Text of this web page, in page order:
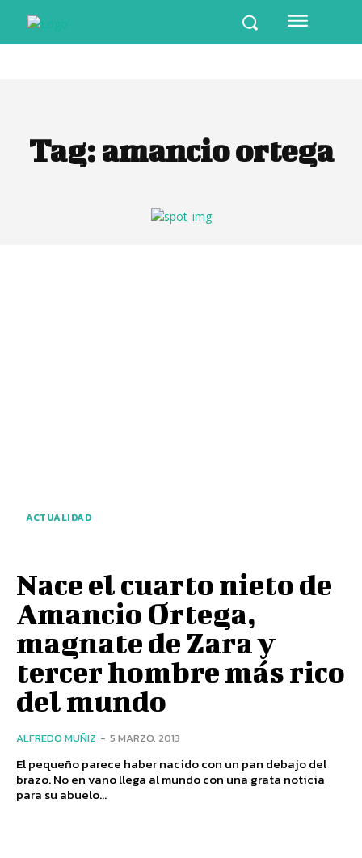
Tag: amancio ortega
ACTUALIDAD
Nace el cuarto nieto de
Amancio Ortega,
magnate de Zara y
tercer hombre más rico
del mundo
ALFREDO MUÑIZ - 5 MARZO, 2013
El pequeño parece haber nacido con un pan debajo del
brazo. No en vano llega al mundo con una grata noticia
para su abuelo...